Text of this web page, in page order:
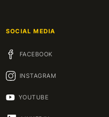
SOCIAL MEDIA
FACEBOOK
INSTAGRAM
YOUTUBE